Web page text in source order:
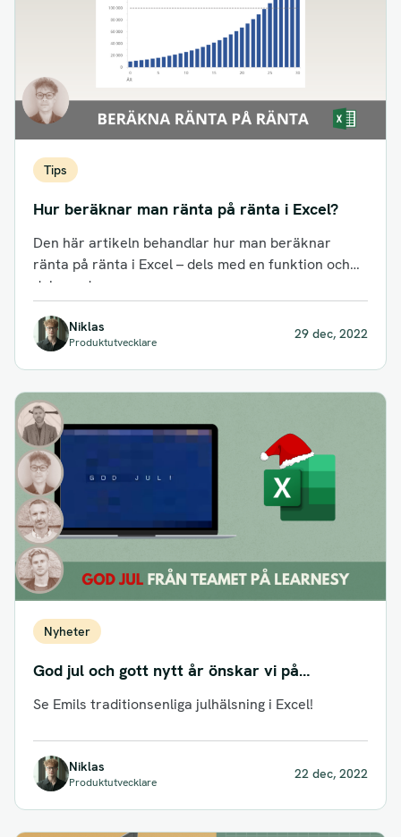
Tips
Hur beräknar man ränta på ränta i Excel?
Den här artikeln behandlar hur man beräknar
ränta på ränta i Excel – dels med en funktion och
dels med...
Niklas
Produktutvecklare
29 dec, 2022
Nyheter
God jul och gott nytt år önskar vi på
Learnesy!
Se Emils traditionsenliga julhälsning i Excel!
Niklas
Produktutvecklare
22 dec, 2022